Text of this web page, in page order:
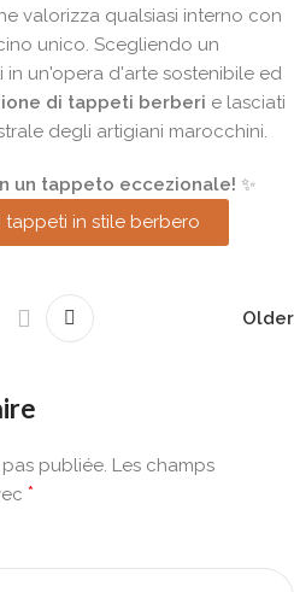
valorizza qualsiasi interno con
unico. Scegliendo un
un'opera d'arte sostenibile ed
di tappeti berberi e lasciati
degli artigiani marocchini.
un tappeto eccezionale! ✨
tappeti in stile berbero
Older
publiée. Les champs
*